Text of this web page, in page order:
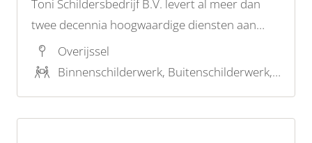
Toni Schildersbedrijf B.V. levert al meer dan
twee decennia hoogwaardige diensten aan
zowel particulieren als bedrijven. Ons
uitgebreide aanbod omvat professionele
Overijssel
Binnenschilderwerk, Buitenschilderwerk, Stucwerk, Latex spuiten, Onderhoudsschilderwerk, Behangwerk, Houtrotreparatie, Kleuradvies